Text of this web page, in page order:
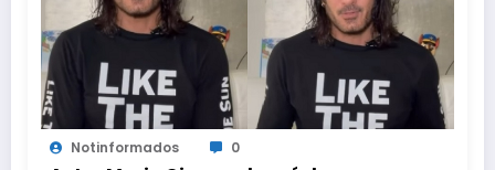
Notinformados 0